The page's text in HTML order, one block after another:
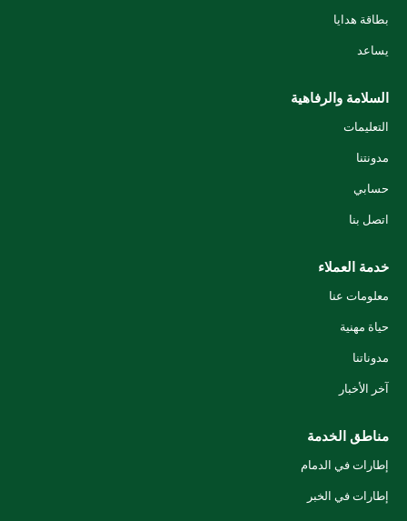
بطاقة هدايا
يساعد
السلامة والرفاهية
التعليمات
مدونتنا
حسابي
اتصل بنا
خدمة العملاء
معلومات عنا
حياة مهنية
مدوناتنا
آخر الأخبار
مناطق الخدمة
إطارات في الدمام
إطارات في الخبر